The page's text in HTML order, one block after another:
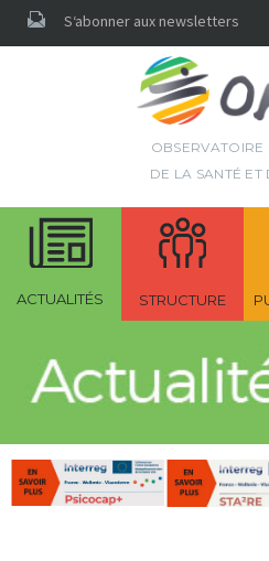
S‘abonner aux newsletters
DE LA SANTÉ ET
ACTUALITÉS STRUCTURE